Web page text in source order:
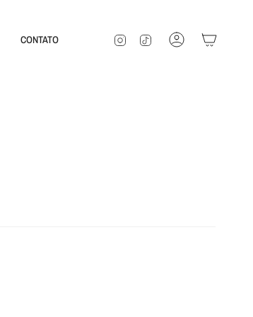
CONTATO INSTAGRAM
TIKTOK
CONTA